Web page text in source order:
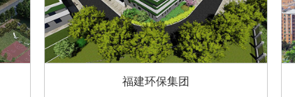
福建环保集团